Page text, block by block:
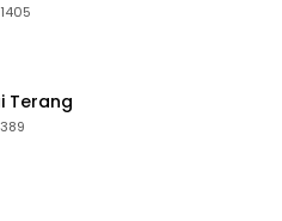
1405
Terang